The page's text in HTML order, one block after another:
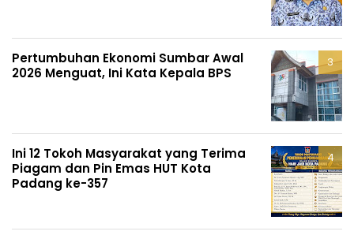
Pertumbuhan Ekonomi Sumbar Awal
2026 Menguat, Ini Kata Kepala BPS
Ini 12 Tokoh Masyarakat yang Terima
Piagam dan Pin Emas HUT Kota
Padang ke-357